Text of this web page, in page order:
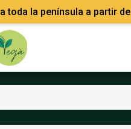
a toda la península a partir de